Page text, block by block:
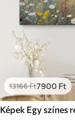
13166Ft7900 Ft